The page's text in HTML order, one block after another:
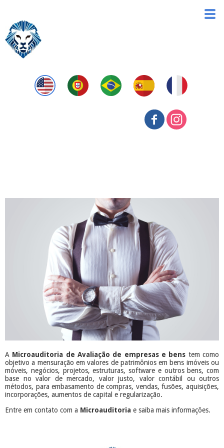
A Microauditoria de Avaliação de empresas e bens tem como
objetivo a mensuração em valores de patrimônios em bens imóveis ou
móveis, negócios, projetos, estruturas, software e outros bens, com
base no valor de mercado, valor justo, valor contábil ou outros
métodos, para embasamento de compras, vendas, fusões, aquisições,
incorporações, aumentos de capital e regularização.
Entre em contato com a Microauditoria e saiba mais informações.